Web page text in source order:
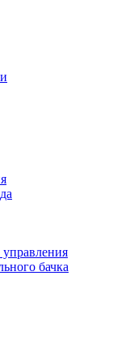
бачка